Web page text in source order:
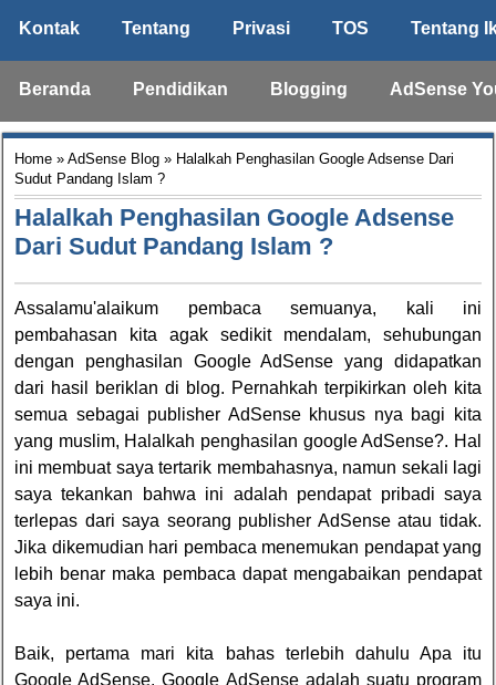
Kontak Tentang Privasi TOS Tentang
Beranda Pendidikan Blogging AdSense
Home » AdSense Blog » Halalkah Penghasilan Google Adsense Dari
Sudut Pandang Islam ?
Halalkah Penghasilan Google Adsense
Dari Sudut Pandang Islam ?
Assalamu'alaikum pembaca semuanya, kali ini
pembahasan kita agak sedikit mendalam, sehubungan
dengan penghasilan Google AdSense yang didapatkan
dari hasil beriklan di blog. Pernahkah terpikirkan oleh kita
semua sebagai publisher AdSense khusus nya bagi kita
yang muslim, Halalkah penghasilan google AdSense?. Hal
ini membuat saya tertarik membahasnya, namun sekali lagi
saya tekankan bahwa ini adalah pendapat pribadi saya
terlepas dari saya seorang publisher AdSense atau tidak.
Jika dikemudian hari pembaca menemukan pendapat yang
lebih benar maka pembaca dapat mengabaikan pendapat
saya ini.
Baik, pertama mari kita bahas terlebih dahulu Apa itu
Google AdSense. Google AdSense adalah suatu program